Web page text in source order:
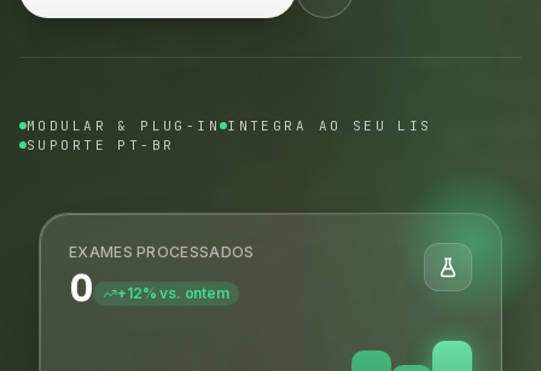
MODULAR & PLUG-IN INTEGRA AO SEU LIS
SUPORTE PT-BR
EXAMES PROCESSADOS
0 +12% vs. ontem